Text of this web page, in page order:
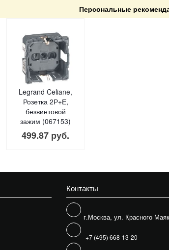
Персональные
Legrand Celiane,
Розетка 2Р+Е,
безвинтовой
зажим (067153)
499.87 руб.
Контакты
г.Москва, ул. Красного
+7 (495) 668-13-20